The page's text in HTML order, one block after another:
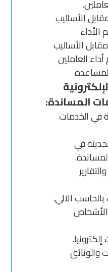
الأساليب
الأساليب
العاملين
المساندة:
في الخدمات
في
الآلي.
والوثائق